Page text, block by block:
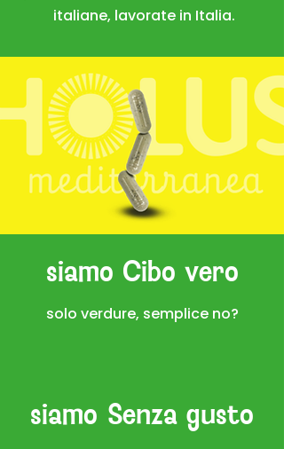
italiane, lavorate in Italia.
siamo Cibo vero
solo verdure, semplice no?
siamo Senza gusto